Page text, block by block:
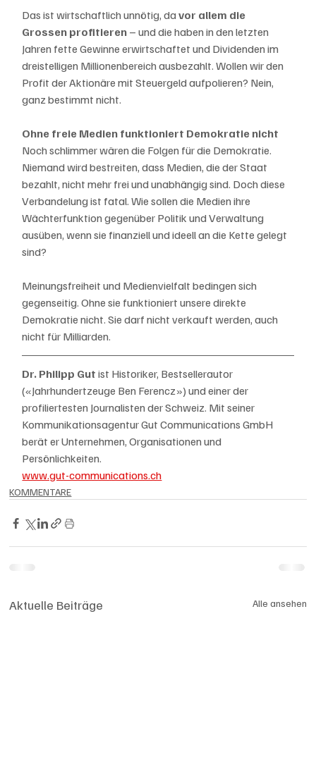
Das ist wirtschaftlich unnötig, da vor allem die
Grossen profitieren – und die haben in den letzten
Jahren fette Gewinne erwirtschaftet und Dividenden im
dreistelligen Millionenbereich ausbezahlt. Wollen wir den
Profit der Aktionäre mit Steuergeld aufpolieren? Nein,
ganz bestimmt nicht.
Ohne freie Medien funktioniert Demokratie nicht
Noch schlimmer wären die Folgen für die Demokratie.
Niemand wird bestreiten, dass Medien, die der Staat
bezahlt, nicht mehr frei und unabhängig sind. Doch diese
Verbandelung ist fatal. Wie sollen die Medien ihre
Wächterfunktion gegenüber Politik und Verwaltung
ausüben, wenn sie finanziell und ideell an die Kette gelegt
sind?
Meinungsfreiheit und Medienvielfalt bedingen sich
gegenseitig. Ohne sie funktioniert unsere direkte
Demokratie nicht. Sie darf nicht verkauft werden, auch
nicht für Milliarden.
Dr. Philipp Gut ist Historiker, Bestsellerautor
(«Jahrhundertzeuge Ben Ferencz») und einer der
profiliertesten Journalisten der Schweiz. Mit seiner
Kommunikationsagentur Gut Communications GmbH
berät er Unternehmen, Organisationen und
Persönlichkeiten.
www.gut-communications.ch
KOMMENTARE
Aktuelle Beiträge Alle ansehen